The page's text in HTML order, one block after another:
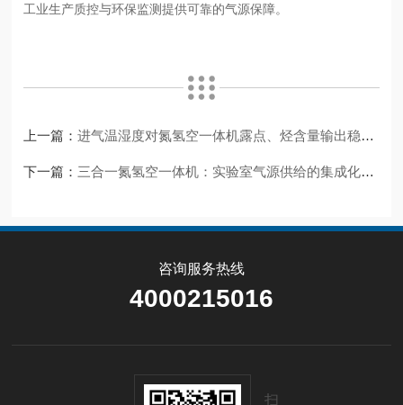
工业生产质控与环保监测提供可靠的气源保障。
上一篇：进气温湿度对氮氢空一体机露点、烃含量输出稳定性的影响及补偿
下一篇： 三合一氮氢空一体机：实验室气源供给的集成化设备
咨询服务热线
4000215016
扫